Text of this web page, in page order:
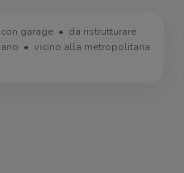
con garage
da ristrutturare
vicino alla metropolitana